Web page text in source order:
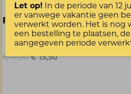
Footjoy ProDry Heritage
€17,00Oorspronkelijke
€15,50Huidige
Let op! In de periode van 12
er vanwege vakantie geen
verwerkt worden. Het is nog
een bestelling te plaatsen,
aangegeven periode